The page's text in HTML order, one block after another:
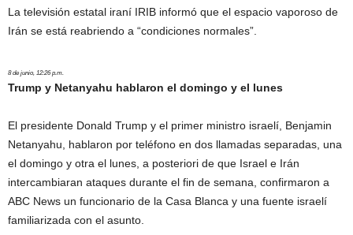
La televisión estatal iraní IRIB informó que el espacio vaporoso de
Irán se está reabriendo a “condiciones normales”.
8 de junio, 12:26 p.m.
Trump y Netanyahu hablaron el domingo y el lunes
El presidente Donald Trump y el primer ministro israelí, Benjamin
Netanyahu, hablaron por teléfono en dos llamadas separadas, una
el domingo y otra el lunes, a posteriori de que Israel e Irán
intercambiaran ataques durante el fin de semana, confirmaron a
ABC News un funcionario de la Casa Blanca y una fuente israelí
familiarizada con el asunto.